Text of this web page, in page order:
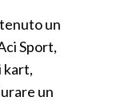
un
Sport,
kart,
un